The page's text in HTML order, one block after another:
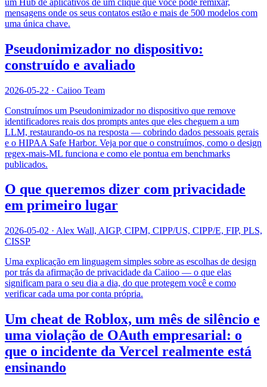
mensagens onde os seus contatos estão e mais de 500 modelos com
uma única chave.
Pseudonimizador no dispositivo:
construído e avaliado
2026-05-22 · Caiioo Team
Construímos um Pseudonimizador no dispositivo que remove
identificadores reais dos prompts antes que eles cheguem a um
LLM, restaurando-os na resposta — cobrindo dados pessoais gerais
e o HIPAA Safe Harbor. Veja por que o construímos, como o design
regex-mais-ML funciona e como ele pontua em benchmarks
publicados.
O que queremos dizer com privacidade
em primeiro lugar
2026-05-02 · Alex Wall, AIGP, CIPM, CIPP/US, CIPP/E, FIP, PLS,
CISSP
Uma explicação em linguagem simples sobre as escolhas de design
por trás da afirmação de privacidade da Caiioo — o que elas
significam para o seu dia a dia, do que protegem você e como
verificar cada uma por conta própria.
Um cheat de Roblox, um mês de silêncio e
uma violação de OAuth empresarial: o
que o incidente da Vercel realmente está
ensinando